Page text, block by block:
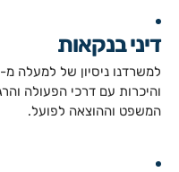
דיני בנקאות
והיכרות עם דרכי הפעולה
המשפט וההוצאה לפועל.